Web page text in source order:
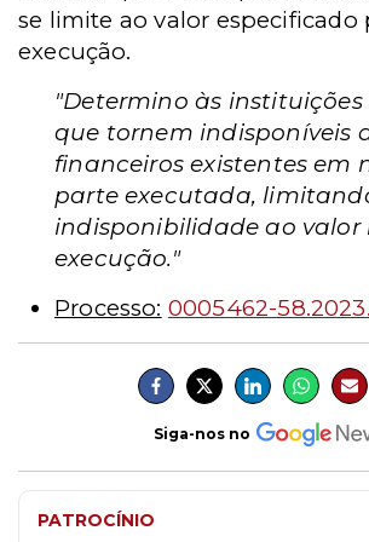
se limite ao valor especificado
execução.
"Determino às
que tornem indisponíveis
financeiros existentes em
parte executada,
indisponibilidade ao
execução."
Processo: 0005462-
Siga-nos no
PATROCÍNIO